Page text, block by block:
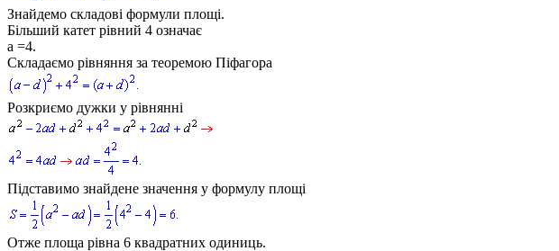
Знайдемо складові формули площі.
Більший катет рівний 4 означає
a =4.
Складаємо рівняння за теоремою Піфагора
Розкриємо дужки у рівнянні
Підставимо знайдене значення у формулу площі
Отже площа рівна 6 квадратних одиниць.